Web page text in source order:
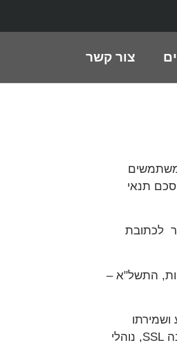
צור קשר
תנאי
לכתובת
התשל"א –
בסודיות נעשים בסביבה מאובטחת- החברה משתמשת בשילוב של טכנולוגיות אבטחה, לרבות הגנה על האתר באמצעות טכנולוגיות הצפנה SSL, נוהלי